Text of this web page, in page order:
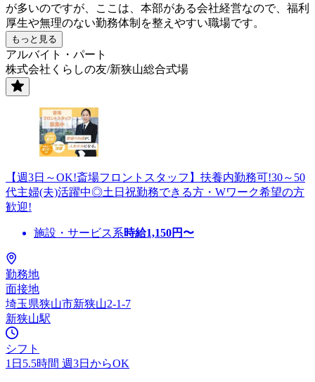
が多いのですが、ここは、本部がある会社経営なので、福利
厚生や無理のない勤務体制を整えやすい職場です。
もっと見る
アルバイト・パート
株式会社くらしの友/新狭山総合式場
【週3日～OK!斎場フロントスタッフ】扶養内勤務可!30～50
代主婦(夫)活躍中◎土日祝勤務できる方・Wワーク希望の方
歓迎!
施設・サービス系時給1,150円〜
勤務地
面接地
埼玉県狭山市新狭山2-1-7
新狭山駅
シフト
1日5.5時間 週3日からOK